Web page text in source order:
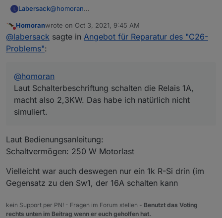
(Simuliert über zwei 35W-Halogenlampen)
gehangen haben?
@martinschm
L Labersack@homoran
macht also 2,3KW. Das habe ich natürlich nicht
simuliert.
Do not disturb
Homoranwrote on Oct 3, 2021, 9:45 AM
last edited by
@labersack sagte in Angebot für Reparatur des "C26-
Problems":
@homoran
Laut Schalterbeschriftung schalten die Relais 1A,
macht also 2,3KW. Das habe ich natürlich nicht
simuliert.
Laut Bedienungsanleitung:
Schaltvermögen: 250 W Motorlast
Vielleicht war auch deswegen nur ein 1k R-Si drin (im
Gegensatz zu den Sw1, der 16A schalten kann
kein Support per PN! - Fragen im Forum stellen - Benutzt das Voting
rechts unten im Beitrag wenn er euch geholfen hat.